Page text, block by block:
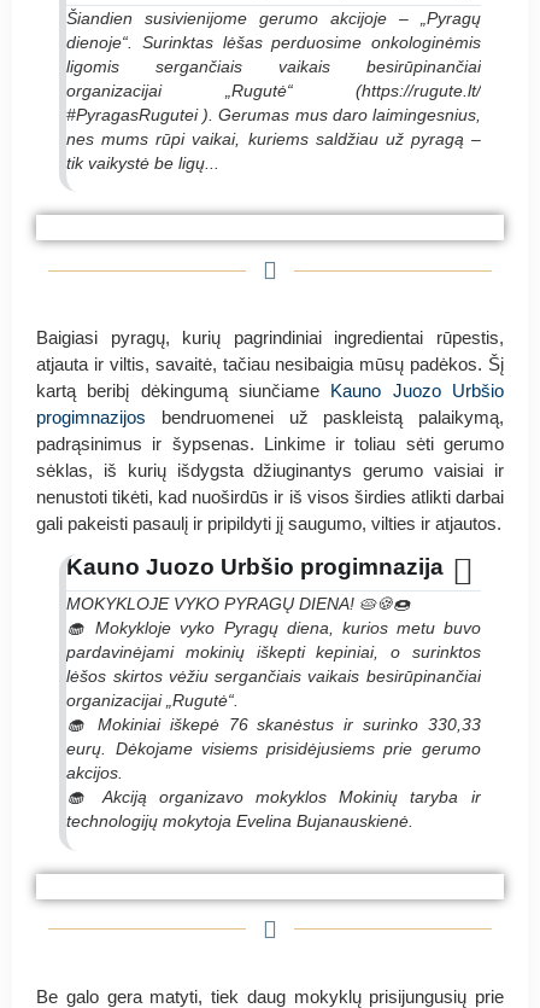
Šiandien susivienijome gerumo akcijoje – „Pyragų
dienoje“. Surinktas lėšas perduosime onkologinėmis
ligomis sergančiais vaikais besirūpinančiai
organizacijai „Rugutė“ (https://rugute.lt/
#PyragasRugutei ). Gerumas mus daro laimingesnius,
nes mums rūpi vaikai, kuriems saldžiau už pyragą –
tik vaikystė be ligų...
#PyragasRugutei Kauno „Saulės“ gimnazija
#PyragasRugutei Kauno „Saulės“ gimnazija
#PyragasRugutei Kauno „Saulės“ gimnazija
Baigiasi pyragų, kurių pagrindiniai ingredientai rūpestis,
atjauta ir viltis, savaitė, tačiau nesibaigia mūsų padėkos. Šį
kartą beribį dėkingumą siunčiame Kauno Juozo Urbšio
progimnazijos bendruomenei už paskleistą palaikymą,
padrąsinimus ir šypsenas. Linkime ir toliau sėti gerumo
sėklas, iš kurių išdygsta džiuginantys gerumo vaisiai ir
nenustoti tikėti, kad nuoširdūs ir iš visos širdies atlikti darbai
gali pakeisti pasaulį ir pripildyti jį saugumo, vilties ir atjautos.
Kauno Juozo Urbšio progimnazija
MOKYKLOJE VYKO PYRAGŲ DIENA! 🥧🍪🍩
🧁 Mokykloje vyko Pyragų diena, kurios metu buvo
pardavinėjami mokinių iškepti kepiniai, o surinktos
lėšos skirtos vėžiu sergančiais vaikais besirūpinančiai
organizacijai „Rugutė“.
🧁 Mokiniai iškepė 76 skanėstus ir surinko 330,33
eurų. Dėkojame visiems prisidėjusiems prie gerumo
akcijos.
🧁 Akciją organizavo mokyklos Mokinių taryba ir
technologijų mokytoja Evelina Bujanauskienė.
#PyragasRugutei Kauno Juozo Urbšio
progimnazija
#PyragasRugutei Kauno Juozo Urbšio
progimnazija
#PyragasRugutei Kauno Juozo Urbšio
progimnazija
Be galo gera matyti, tiek daug mokyklų prisijungusių prie